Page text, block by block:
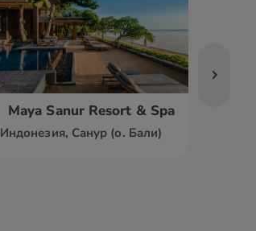
Maya Sanur Resort & Spa
Индонезия, Санур (о. Бали)